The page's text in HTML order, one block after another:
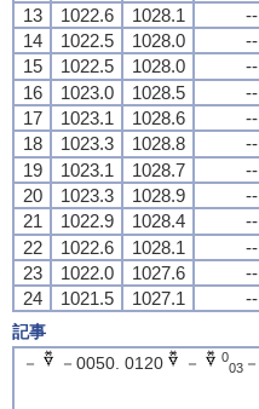
13
1022.6 1028.1 --
14
1022.5 1028.0 --
15
1022.5 1028.0 --
16
1023.0 1028.5 --
17
1023.1 1028.6 --
18
1023.3 1028.8 --
19
1023.1 1028.7 --
20
1023.3 1028.9 --
21
1022.9 1028.4 --
22
1022.6 1028.1 --
23
1022.0 1027.6 --
24
1021.5 1027.1 --
記事
－
－0050. 0120 － 0
03－